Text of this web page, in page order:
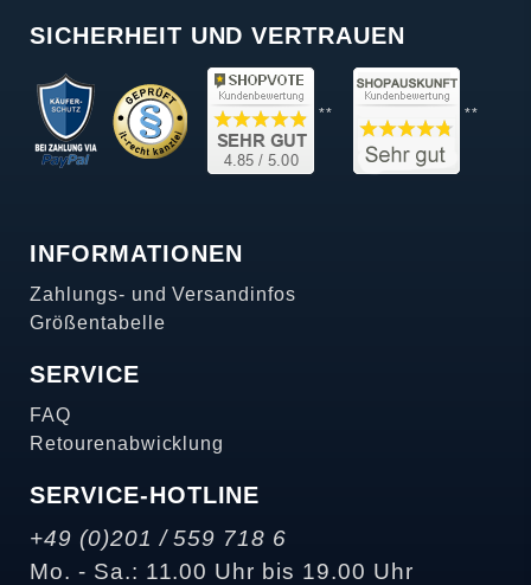
SICHERHEIT UND VERTRAUEN
** **
INFORMATIONEN
Zahlungs- und Versandinfos
Größentabelle
SERVICE
FAQ
Retourenabwicklung
SERVICE-HOTLINE
+49 (0)201 / 559 718 6
Mo. - Sa.: 11.00 Uhr bis 19.00 Uhr